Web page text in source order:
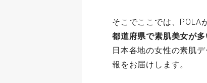
そこでここでは、POLA
都道府県で素肌美女が
日本各地の女性の素肌
報をお届けします。